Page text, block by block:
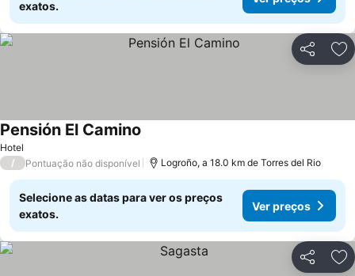
exatos.
Partilhar
Hotel
Pensión El Camino
/ Pontuação não disponível Logroño, a 18.0 km de Torres del Rio
Selecione as datas para ver os preços
exatos.
Ver preços
Partilhar